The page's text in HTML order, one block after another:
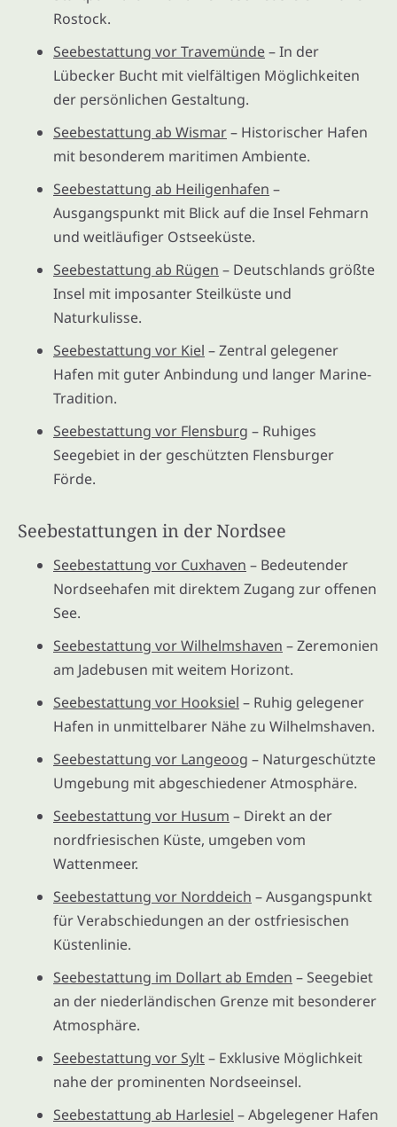
Rostock.
Seebestattung vor Travemünde– In der
Lübecker Bucht mit vielfältigen Möglichkeiten
der persönlichen Gestaltung.
Seebestattung ab Wismar– Historischer Hafen
mit besonderem maritimen Ambiente.
Seebestattung ab Heiligenhafen –
Ausgangspunkt mit Blick auf die Insel Fehmarn
und weitläufiger Ostseeküste.
Seebestattung ab Rügen – Deutschlands größte
Insel mit imposanter Steilküste und
Naturkulisse.
Seebestattung vor Kiel – Zentral gelegener
Hafen mit guter Anbindung und langer Marine-
Tradition.
Seebestattung vor Flensburg – Ruhiges
Seegebiet in der geschützten Flensburger
Förde.
Seebestattungen in der Nordsee
Seebestattung vor Cuxhaven – Bedeutender
Nordseehafen mit direktem Zugang zur offenen
See.
Seebestattung vor Wilhelmshaven – Zeremonien
am Jadebusen mit weitem Horizont.
Seebestattung vor Hooksiel – Ruhig gelegener
Hafen in unmittelbarer Nähe zu Wilhelmshaven.
Seebestattung vor Langeoog – Naturgeschützte
Umgebung mit abgeschiedener Atmosphäre.
Seebestattung vor Husum – Direkt an der
nordfriesischen Küste, umgeben vom
Wattenmeer.
Seebestattung vor Norddeich – Ausgangspunkt
für Verabschiedungen an der ostfriesischen
Küstenlinie.
Seebestattung im Dollart ab Emden – Seegebiet
an der niederländischen Grenze mit besonderer
Atmosphäre.
Seebestattung vor Sylt– Exklusive Möglichkeit
nahe der prominenten Nordseeinsel.
Seebestattung ab Harlesiel – Abgelegener Hafen